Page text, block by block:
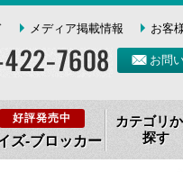
メディア掲載情報
お客
お問
好評発売中
ズ-ブロッカー
カテゴリ
探す